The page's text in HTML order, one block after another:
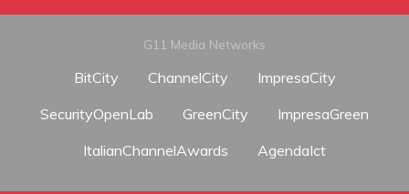
G11 Media Networks
BitCity ChannelCity
ImpresaCity
SecurityOpenLab
GreenCity
ImpresaGreen
ItalianChannelAwards
AgendaIct